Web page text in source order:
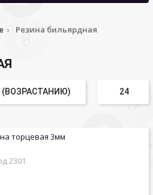
Резина бильярдная
2301